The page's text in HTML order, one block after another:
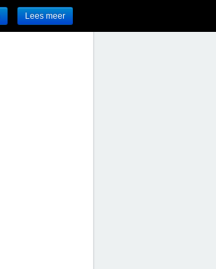
Lees meer